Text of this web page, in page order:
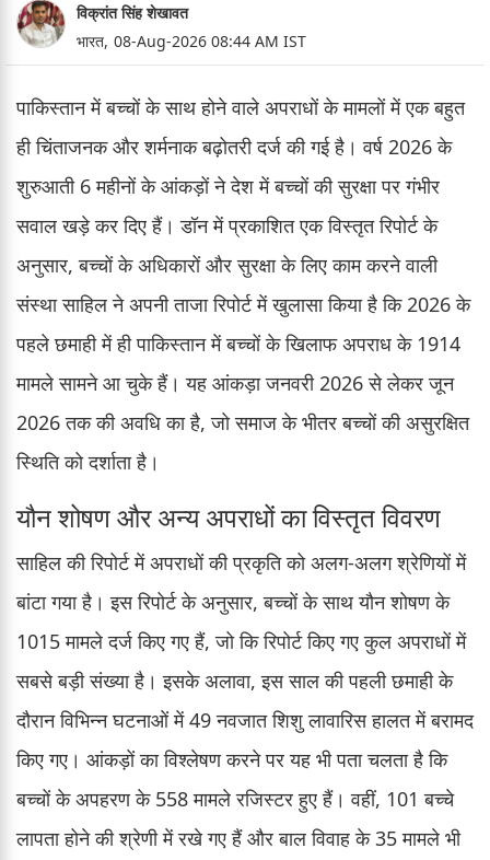
विक्रांत सिंह शेखावत
भारत, 08-Aug-2026 08:44 AM IST
पाकिस्तान में बच्चों के साथ होने वाले अपराधों के मामलों में एक बहुत
ही चिंताजनक और शर्मनाक बढ़ोतरी दर्ज की गई है। वर्ष 2026 के
शुरुआती 6 महीनों के आंकड़ों ने देश में बच्चों की सुरक्षा पर गंभीर
सवाल खड़े कर दिए हैं। डॉन में प्रकाशित एक विस्तृत रिपोर्ट के
अनुसार, बच्चों के अधिकारों और सुरक्षा के लिए काम करने वाली
संस्था साहिल ने अपनी ताजा रिपोर्ट में खुलासा किया है कि 2026 के
पहले छमाही में ही पाकिस्तान में बच्चों के खिलाफ अपराध के 1914
मामले सामने आ चुके हैं। यह आंकड़ा जनवरी 2026 से लेकर जून
2026 तक की अवधि का है, जो समाज के भीतर बच्चों की असुरक्षित
स्थिति को दर्शाता है।
यौन शोषण और अन्य अपराधों का विस्तृत विवरण
साहिल की रिपोर्ट में अपराधों की प्रकृति को अलग-अलग श्रेणियों में
बांटा गया है। इस रिपोर्ट के अनुसार, बच्चों के साथ यौन शोषण के
1015 मामले दर्ज किए गए हैं, जो कि रिपोर्ट किए गए कुल अपराधों में
सबसे बड़ी संख्या है। इसके अलावा, इस साल की पहली छमाही के
दौरान विभिन्न घटनाओं में 49 नवजात शिशु लावारिस हालत में बरामद
किए गए। आंकड़ों का विश्लेषण करने पर यह भी पता चलता है कि
बच्चों के अपहरण के 558 मामले रजिस्टर हुए हैं। वहीं, 101 बच्चे
लापता होने की श्रेणी में रखे गए हैं और बाल विवाह के 35 मामले भी